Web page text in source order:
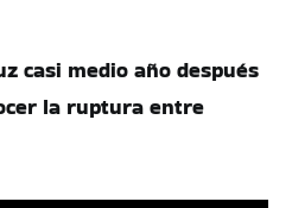
casi medio año después
la ruptura entre